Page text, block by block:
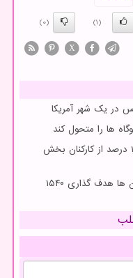
(1)
(0)
X
در یک شهر آمریکا
ها را متحول کند
جایگزینی انسان با هوش مصنوعی اوبر 10 درصد از کارکنان بخش
تحول در معماری تامین مالی دانش بنیان ها هدف گذاری ۱۵۴۰